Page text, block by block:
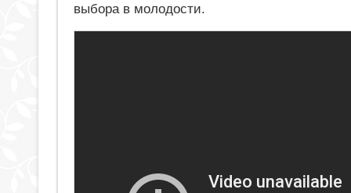
выбора в молодости.